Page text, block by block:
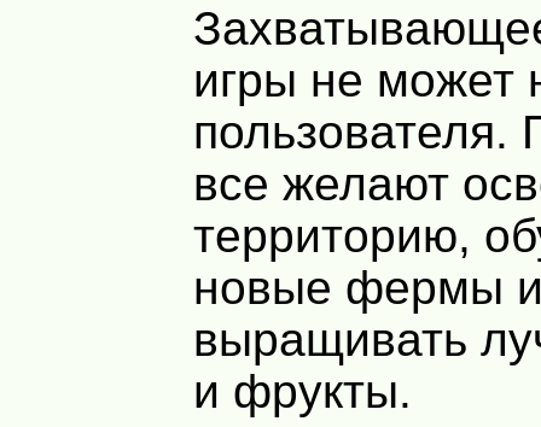
игры не может
пользователя.
все желают
территорию,
новые фермы
выращивать
и фрукты.